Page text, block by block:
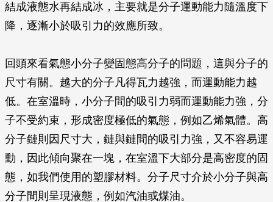
結成液態水再結成冰，主要就是分子運動能力隨溫度下
降，逐漸小於吸引力的效應所致。
回頭來看氣態小分子變固態高分子的問題，這與分子的
尺寸有關。越大的分子凡得瓦力越強，而運動能力越
低。在室溫時，小分子間的吸引力弱而運動能力強，分
子不受約束，形成密度極低的氣態，例如乙烯氣體。高
分子鏈則因尺寸大，鏈與鏈間的吸引力強，又不容易運
動，因此傾向聚在一塊，在室溫下大部分是高密度的固
態，如我們使用的塑膠材料。分子尺寸介於小分子與高
分子間則呈現液態，例如汽油或煤油。